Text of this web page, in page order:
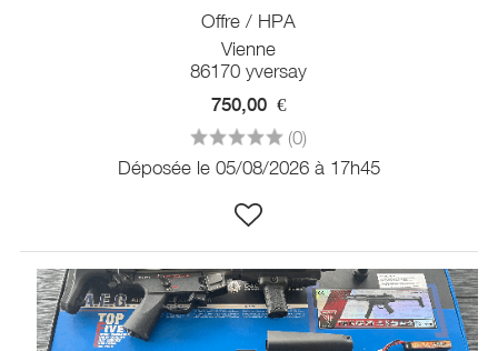
Offre / HPA
Vienne
86170 yversay
750,00 €
(0)
Déposée le 05/08/2026 à 17h45